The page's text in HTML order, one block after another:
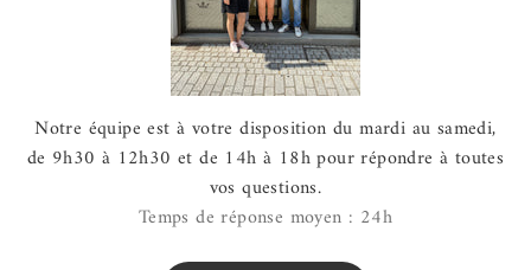
Notre équipe est à votre disposition du mardi au samedi,
de 9h30 à 12h30 et de 14h à 18h pour répondre à toutes
vos questions.
Temps de réponse moyen : 24h